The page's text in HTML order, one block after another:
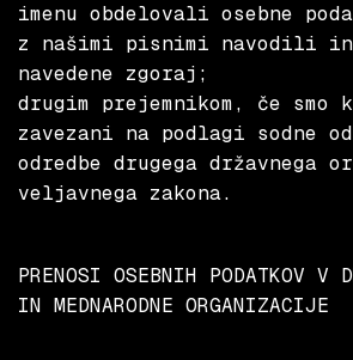
imenu obdelovali osebne
z našimi pisnimi navodili in
navedene zgoraj;
drugim prejemnikom, če smo
zavezani na podlagi sodne
odredbe drugega državnega
veljavnega zakona.
PRENOSI OSEBNIH PODATKOV V
IN MEDNARODNE ORGANIZACIJE